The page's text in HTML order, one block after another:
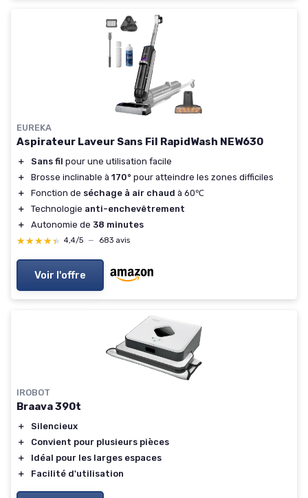
EUREKA
Aspirateur Laveur Sans Fil RapidWash NEW630
＋ Sans fil pour une utilisation facile
＋
Brosse inclinable à 170° pour atteindre les zones difficiles
＋
Fonction de séchage à air chaud à 60℃
＋
Technologie anti-enchevêtrement
＋
Autonomie de 38 minutes
★★★★★
★★★★★ 4,4/5 — 683 avis
Voir l'offre
IROBOT
Braava 390t
＋
Silencieux
＋
Convient pour plusieurs pièces
＋
Idéal pour les larges espaces
＋
Facilité d'utilisation